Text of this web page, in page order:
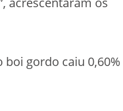
gordo caiu 0,60%